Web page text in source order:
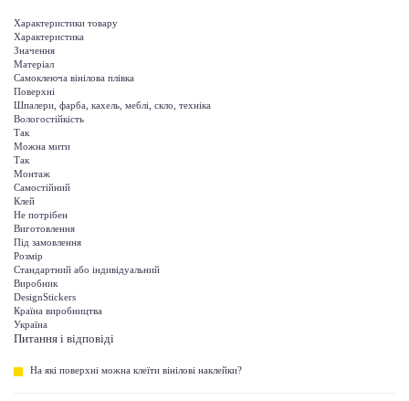
Характеристики товару
Характеристика
Значення
Матеріал
Самоклеюча вінілова плівка
Поверхні
Шпалери, фарба, кахель, меблі, скло, техніка
Вологостійкість
Так
Можна мити
Так
Монтаж
Самостійний
Клей
Не потрібен
Виготовлення
Під замовлення
Розмір
Стандартний або індивідуальний
Виробник
DesignStickers
Країна виробництва
Україна
Питання і відповіді
На які поверхні можна клеїти вінілові наклейки?